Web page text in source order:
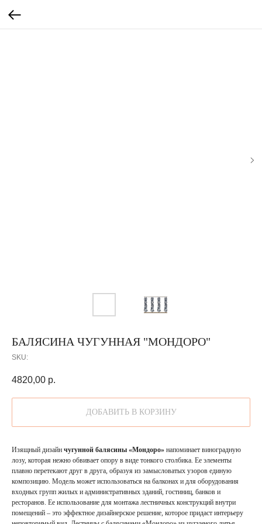
БАЛЯСИНА ЧУГУННАЯ "МОНДОРО"
SKU:
4820,00 р.
ДОБАВИТЬ В КОРЗИНУ
Изящный дизайн чугунной балясины «Мондоро» напоминает виноградную
лозу, которая нежно обвивает опору в виде тонкого столбика. Ее элементы
плавно перетекают друг в друга, образуя из замысловатых узоров единую
композицию. Модель может использоваться на балконах и для оборудования
входных групп жилых и административных зданий, гостиниц, банков и
ресторанов. Ее использование для монтажа лестничных конструкций внутри
помещений – это эффектное дизайнерское решение, которое придаст интерьеру